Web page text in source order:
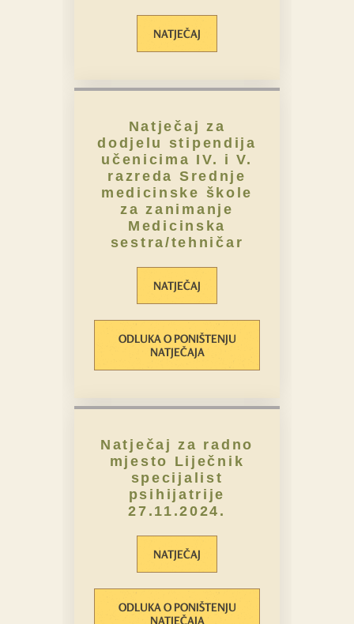
NATJEČAJ
Natječaj za
dodjelu stipendija
učenicima IV. i V.
razreda Srednje
medicinske škole
za zanimanje
Medicinska
sestra/tehničar
NATJEČAJ
ODLUKA O PONIŠTENJU
NATJEČAJA
Natječaj za radno
mjesto Liječnik
specijalist
psihijatrije
27.11.2024.
NATJEČAJ
ODLUKA O PONIŠTENJU
NATJEČAJA